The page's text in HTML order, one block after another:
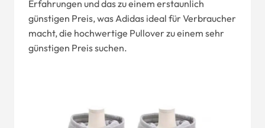
Erfahrungen und das zu einem erstaunlich
günstigen Preis, was Adidas ideal für Verbraucher
macht, die hochwertige Pullover zu einem sehr
günstigen Preis suchen.